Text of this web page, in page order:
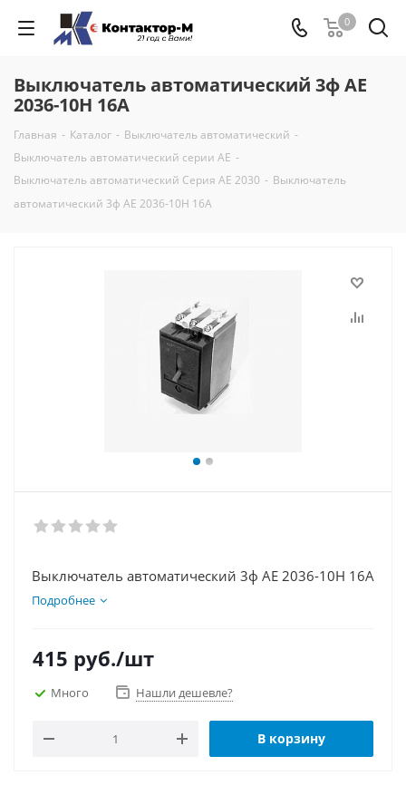
0
Выключатель автоматический 3ф АЕ
2036-10Н 16А
Главная - Каталог - Выключатель автоматический -
Выключатель автоматический серии АЕ -
Выключатель автоматический Серия АЕ 2030 - Выключатель
автоматический 3ф АЕ 2036-10Н 16А
Выключатель автоматический 3ф АЕ 2036-10Н 16А
Подробнее
415 руб./шт
Много Нашли дешевле?
В корзину